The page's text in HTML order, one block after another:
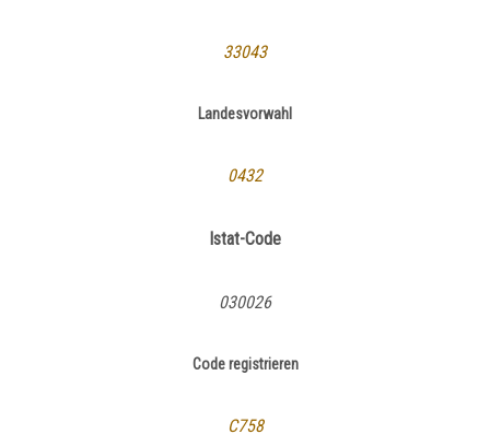
33043
Landesvorwahl
0432
Istat-Code
030026
Code registrieren
C758